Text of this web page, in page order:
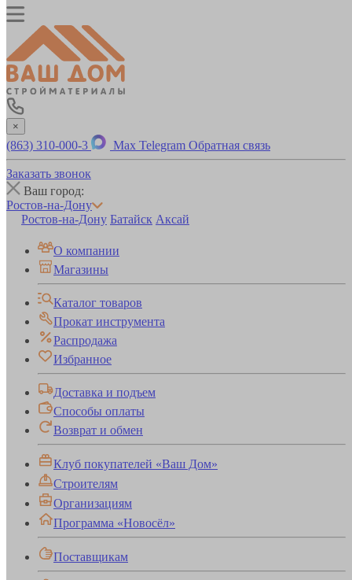
×
(863) 310-000-3 Max Telegram Обратная связь
Заказать звонок
Ваш город:
Ростов-на-Дону
Ростов-на-Дону Батайск Аксай
О компании
Магазины
Каталог товаров
Прокат инструмента
Распродажа
Избранное
Доставка и подъем
Способы оплаты
Возврат и обмен
Клуб покупателей «Ваш Дом»
Строителям
Организациям
Программа «Новосёл»
Поставщикам